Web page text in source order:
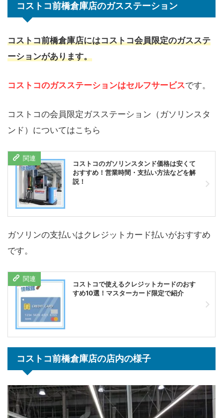
コストコ前橋倉庫店のガスステーション
コストコ前橋倉庫店にはコストコ会員限定のガスステ
ーションがあります。
コストコのガスステーションはセルフサービスです。
コストコの会員限定ガスステーション（ガソリンスタ
ンド）についてはこちら
コストコのガソリンスタンド価格は安くて
おすすめ！営業時間・支払い方法などを解
説！
ガソリンの支払いはクレジットカード払いがおすすめ
です。
コストコで使えるクレジットカードのおす
すめ10選！マスターカード限定で紹介
コストコ前橋倉庫店の店内の様子